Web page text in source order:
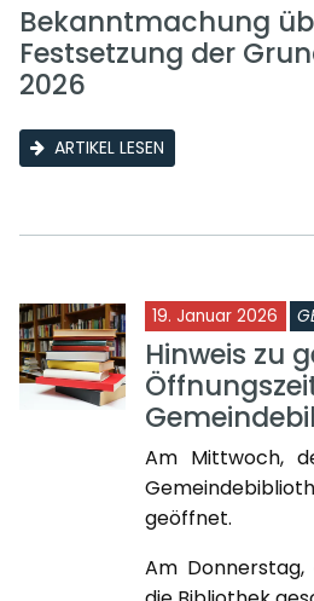
Bekanntmachung
Festsetzung der
2026
ARTIKEL LESEN
19. Januar 2026
Hinweis zu
Am Mittwoch,
geöffnet.
Am Donnerstag,